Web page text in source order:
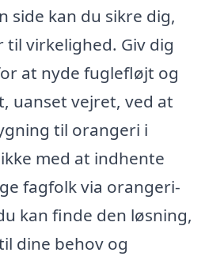
side kan du sikre dig,
til virkelighed. Giv dig
at nyde fuglefløjt og
uanset vejret, ved at
til orangeri i
med at indhente
fagfolk via orangeri-
kan finde den løsning,
dine behov og